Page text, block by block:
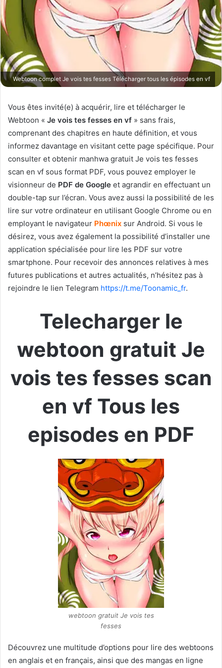
Webtoon complet Je vois tes fesses Télécharger tous les épisodes en vf
Vous êtes invité(e) à acquérir, lire et télécharger le
Webtoon « Je vois tes fesses en vf » sans frais,
comprenant des chapitres en haute définition, et vous
informez davantage en visitant cette page spécifique. Pour
consulter et obtenir manhwa gratuit Je vois tes fesses
scan en vf sous format PDF, vous pouvez employer le
visionneur de PDF de Google et agrandir en effectuant un
double-tap sur l’écran. Vous avez aussi la possibilité de les
lire sur votre ordinateur en utilisant Google Chrome ou en
employant le navigateur Phœnix sur Android. Si vous le
désirez, vous avez également la possibilité d’installer une
application spécialisée pour lire les PDF sur votre
smartphone. Pour recevoir des annonces relatives à mes
futures publications et autres actualités, n’hésitez pas à
rejoindre le lien Telegram https://t.me/Toonamic_fr.
Telecharger le
webtoon gratuit Je
vois tes fesses scan
en vf Tous les
episodes en PDF
webtoon gratuit Je vois tes
fesses
Découvrez une multitude d’options pour lire des webtoons
en anglais et en français, ainsi que des mangas en ligne